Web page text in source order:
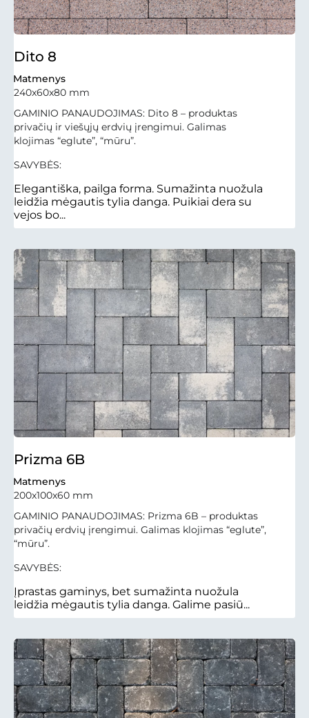
Dito 8
Matmenys
240x60x80 mm
GAMINIO PANAUDOJIMAS: Dito 8 – produktas
privačių ir viešųjų erdvių įrengimui. Galimas
klojimas “eglute”, “mūru”.
SAVYBĖS:
Elegantiška, pailga forma. Sumažinta nuožula
leidžia mėgautis tylia danga. Puikiai dera su
vejos bo...
Prizma 6B
Matmenys
200x100x60 mm
GAMINIO PANAUDOJIMAS: Prizma 6B – produktas
privačių erdvių įrengimui. Galimas klojimas “eglute”,
“mūru”.
SAVYBĖS:
Įprastas gaminys, bet sumažinta nuožula
leidžia mėgautis tylia danga. Galime pasiū...